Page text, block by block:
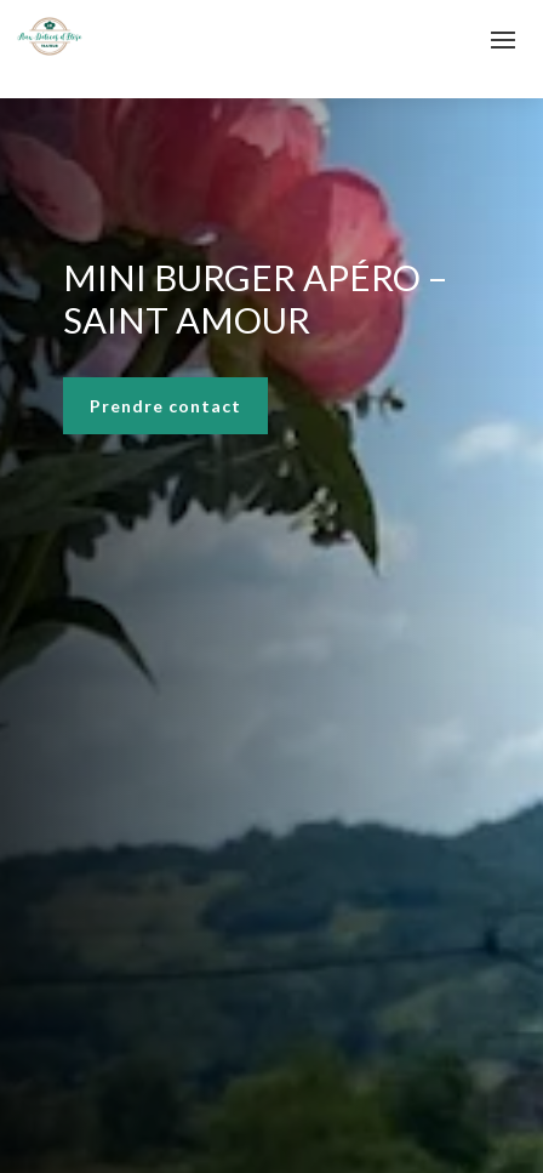
MINI BURGER APÉRO –
SAINT AMOUR
Prendre contact